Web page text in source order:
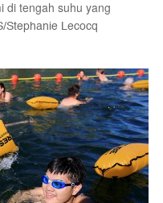
di tengah suhu yang
Stephanie Lecocq